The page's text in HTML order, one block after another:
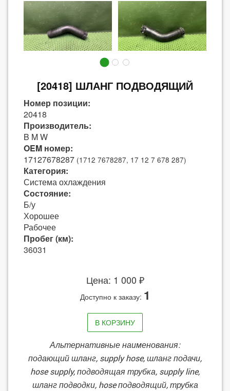
[20418] ШЛАНГ ПОДВОДЯЩИЙ
Номер позиции:
20418
Производитель:
B M W
OEM номер:
17127678287 (1712 7678287, 17 12 7 678 287)
Категория:
Система охлаждения
Состояние:
Б/у
Хорошее
Рабочее
Пробег (км):
36031
Цена: 1 000 ₽
Доступно к заказу: 1
В КОРЗИНУ
Альтернативные наименования:
подающий шланг, supply hose, шланг подачи,
hose supply, подводящая трубка, supply line,
шланг подводки, hose подводящий, трубка